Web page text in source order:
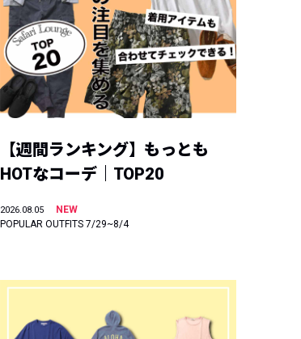
【週間ランキング】もっとも
HOTなコーデ｜TOP20
2026.08.05
NEW
POPULAR OUTFITS 7/29~8/4